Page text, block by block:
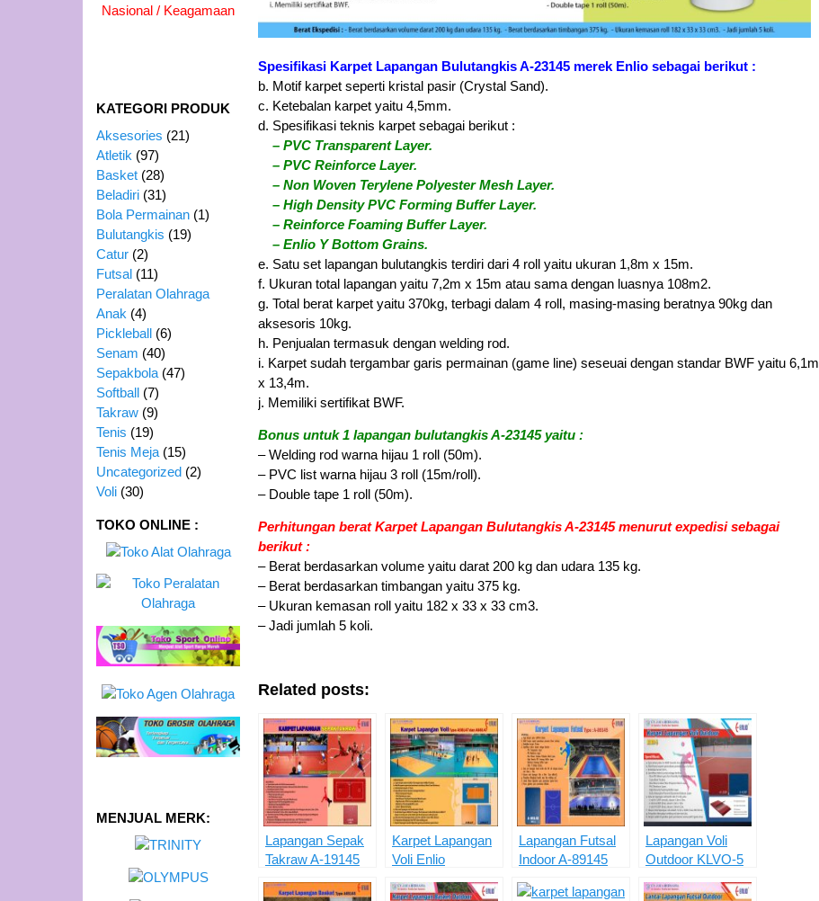
Spesifikasi Karpet Lapangan Bulutangkis A-23145 merek Enlio sebagai berikut :
b. Motif karpet seperti kristal pasir (Crystal Sand).
c. Ketebalan karpet yaitu 4,5mm.
d. Spesifikasi teknis karpet sebagai berikut :
– PVC Transparent Layer.
– PVC Reinforce Layer.
– Non Woven Terylene Polyester Mesh Layer.
– High Density PVC Forming Buffer Layer.
– Reinforce Foaming Buffer Layer.
– Enlio Y Bottom Grains.
e. Satu set lapangan bulutangkis terdiri dari 4 roll yaitu ukuran 1,8m x 15m.
f. Ukuran total lapangan yaitu 7,2m x 15m atau sama dengan luasnya 108m2.
g. Total berat karpet yaitu 370kg, terbagi dalam 4 roll, masing-masing beratnya 90kg dan
aksesoris 10kg.
h. Penjualan termasuk dengan welding rod.
i. Karpet sudah tergambar garis permainan (game line) seseuai dengan standar BWF yaitu 6,1m
x 13,4m.
j. Memiliki sertifikat BWF.
Bonus untuk 1 lapangan bulutangkis A-23145 yaitu :
– Welding rod warna hijau 1 roll (50m).
– PVC list warna hijau 3 roll (15m/roll).
– Double tape 1 roll (50m).
Perhitungan berat Karpet Lapangan Bulutangkis A-23145 menurut expedisi sebagai
berikut :
– Berat berdasarkan volume yaitu darat 200 kg dan udara 135 kg.
– Berat berdasarkan timbangan yaitu 375 kg.
– Ukuran kemasan roll yaitu 182 x 33 x 33 cm3.
– Jadi jumlah 5 koli.
Related posts:
Lapangan Sepak
Takraw A-19145
Karpet Lapangan
Voli Enlio
Lapangan Futsal
Indoor A-89145
Lapangan Voli
Outdoor KLVO-5
Nasional / Keagamaan
KATEGORI PRODUK
Aksesories (21)
Atletik (97)
Basket (28)
Beladiri (31)
Bola Permainan (1)
Bulutangkis (19)
Catur (2)
Futsal (11)
Peralatan Olahraga
Anak (4)
Pickleball (6)
Senam (40)
Sepakbola (47)
Softball (7)
Takraw (9)
Tenis (19)
Tenis Meja (15)
Uncategorized (2)
Voli (30)
TOKO ONLINE :
MENJUAL MERK: